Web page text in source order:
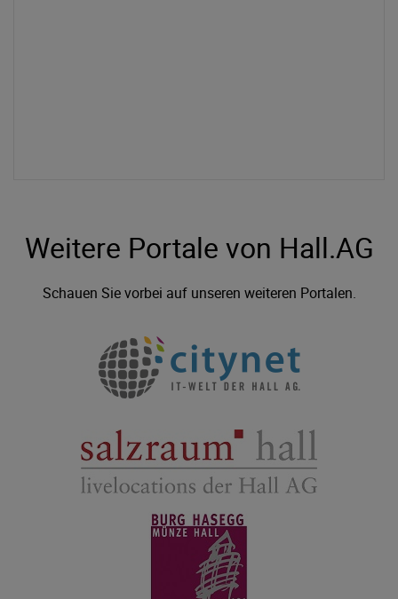
Weitere Portale von Hall.AG
Schauen Sie vorbei auf unseren weiteren Portalen.